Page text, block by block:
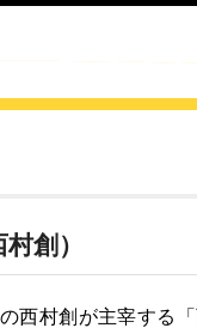
創）
西村創が主宰する